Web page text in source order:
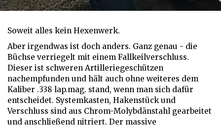
Soweit alles kein Hexenwerk.
Aber irgendwas ist doch anders. Ganz genau - die
Büchse verriegelt mit einem Fallkeilverschluss.
Dieser ist schweren Artilleriegeschützen
nachempfunden und hält auch ohne weiteres dem
Kaliber .338 lap.mag. stand, wenn man sich dafür
entscheidet. Systemkasten, Hakenstück und
Verschluss sind aus Chrom-Molybdänstahl gearbeitet
und anschließend nitriert. Der massive